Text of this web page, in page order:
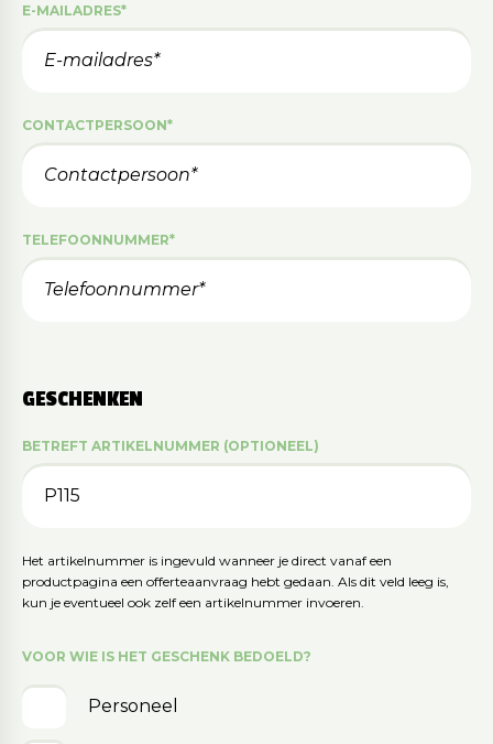
E-MAILADRES*
CONTACTPERSOON*
TELEFOONNUMMER*
GESCHENKEN
BETREFT ARTIKELNUMMER (OPTIONEEL)
Het artikelnummer is ingevuld wanneer je direct vanaf een
productpagina een offerteaanvraag hebt gedaan. Als dit veld leeg is,
kun je eventueel ook zelf een artikelnummer invoeren.
VOOR WIE IS HET GESCHENK BEDOELD?
Personeel